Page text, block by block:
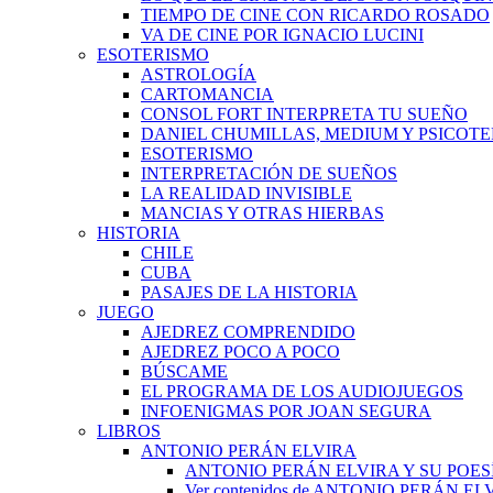
TIEMPO DE CINE CON RICARDO ROSADO
VA DE CINE POR IGNACIO LUCINI
ESOTERISMO
ASTROLOGÍA
CARTOMANCIA
CONSOL FORT INTERPRETA TU SUEÑO
DANIEL CHUMILLAS, MEDIUM Y
ESOTERISMO
INTERPRETACIÓN DE SUEÑOS
LA REALIDAD INVISIBLE
MANCIAS Y OTRAS HIERBAS
HISTORIA
CHILE
CUBA
PASAJES DE LA HISTORIA
JUEGO
AJEDREZ COMPRENDIDO
AJEDREZ POCO A POCO
BÚSCAME
EL PROGRAMA DE LOS AUDIOJUEGOS
INFOENIGMAS POR JOAN SEGURA
LIBROS
ANTONIO PERÁN ELVIRA
ANTONIO PERÁN ELVIRA Y SU